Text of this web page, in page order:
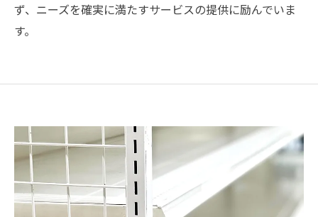
ず、ニーズを確実に満たすサービスの提供に励んでいま
す。